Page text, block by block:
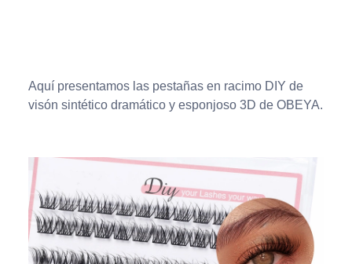
Aquí presentamos las pestañas en racimo DIY de
visón sintético dramático y esponjoso 3D de OBEYA.